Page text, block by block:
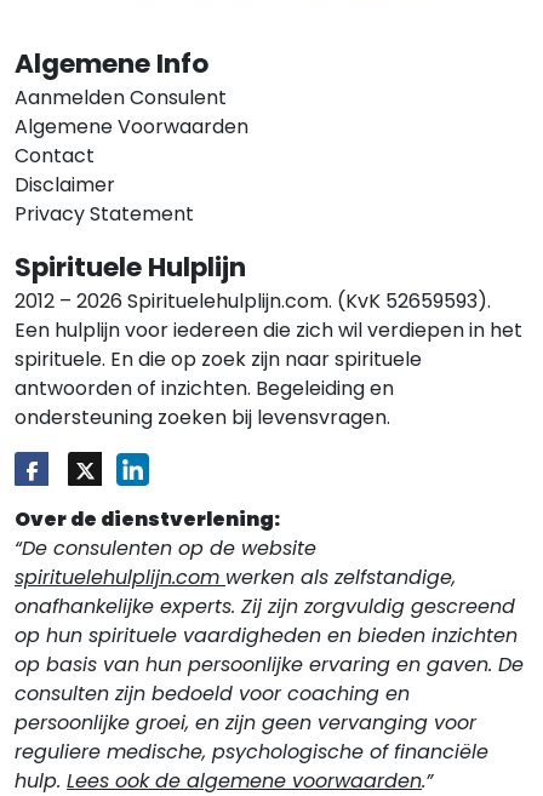
Algemene Info
Aanmelden Consulent
Algemene Voorwaarden
Contact
Disclaimer
Privacy Statement
Spirituele Hulplijn
2012 – 2026 Spirituelehulplijn.com. (KvK 52659593).
Een hulplijn voor iedereen die zich wil verdiepen in het
spirituele. En die op zoek zijn naar spirituele
antwoorden of inzichten. Begeleiding en
ondersteuning zoeken bij levensvragen.
Over de dienstverlening:
“De consulenten op de website
spirituelehulplijn.com werken als zelfstandige,
onafhankelijke experts. Zij zijn zorgvuldig gescreend
op hun spirituele vaardigheden en bieden inzichten
op basis van hun persoonlijke ervaring en gaven. De
consulten zijn bedoeld voor coaching en
persoonlijke groei, en zijn geen vervanging voor
reguliere medische, psychologische of financiële
hulp. Lees ook de algemene voorwaarden.”